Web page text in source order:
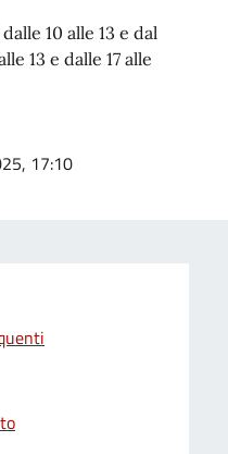
10 alle 13 e dal
13 e dalle 17 alle
17:10